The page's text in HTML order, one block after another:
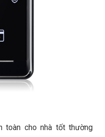
toàn cho nhà tốt thường